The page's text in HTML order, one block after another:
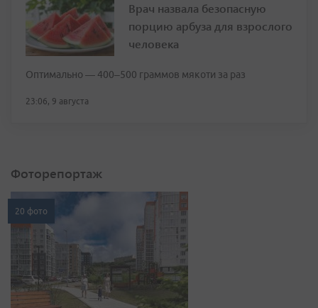
Врач назвала безопасную
порцию арбуза для взрослого
человека
Оптимально — 400–500 граммов мякоти за раз
23:06, 9 августа
Фоторепортаж
20 фото